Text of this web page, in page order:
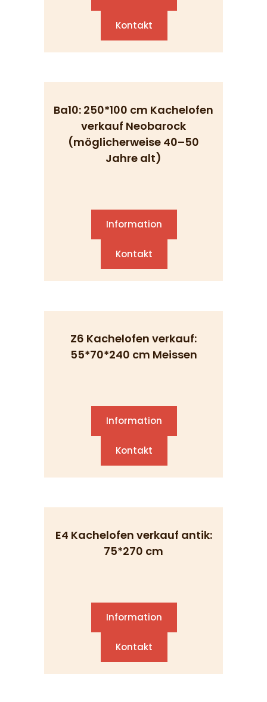
Kontakt
Ba10: 250*100 cm Kachelofen
verkauf Neobarock
(möglicherweise 40–50
Jahre alt)
Information
Kontakt
Z6 Kachelofen verkauf:
55*70*240 cm Meissen
Information
Kontakt
E4 Kachelofen verkauf antik:
75*270 cm
Information
Kontakt